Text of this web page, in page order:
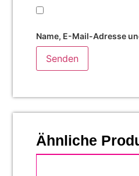
Name, E-Mail-Adresse
Ähnliche